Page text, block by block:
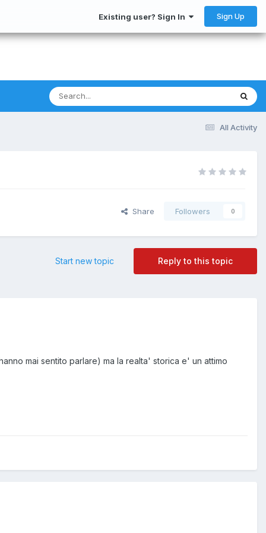
Existing user? Sign In Sign Up
All Activity
Share Followers 0
Reply to this topic
Start new topic
mai sentito parlare) ma la realta' storica e' un attimo